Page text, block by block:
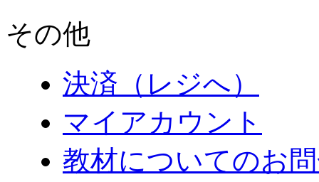
その他
決済（レジへ）
マイアカウント
教材についてのお